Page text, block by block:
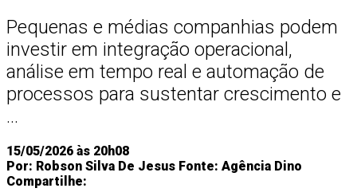
Pequenas e médias companhias podem
investir em integração operacional,
análise em tempo real e automação de
processos para sustentar crescimento e
...
15/05/2026 às 20h08
Por: Robson Silva De Jesus Fonte: Agência Dino
Compartilhe: